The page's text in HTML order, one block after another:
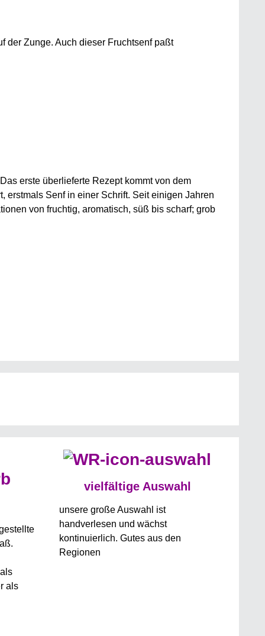
der Zunge. Auch dieser Fruchtsenf paßt
erste überlieferte Rezept kommt von dem
erstmals Senf in einer Schrift. Seit einigen Jahren
von fruchtig, aromatisch, süß bis scharf; grob
als
vielfältige Auswahl
unsere große Auswahl ist
handverlesen und wächst
kontinuierlich. Gutes aus den
Regionen